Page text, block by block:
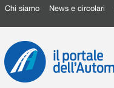
Chi siamo News e circolari